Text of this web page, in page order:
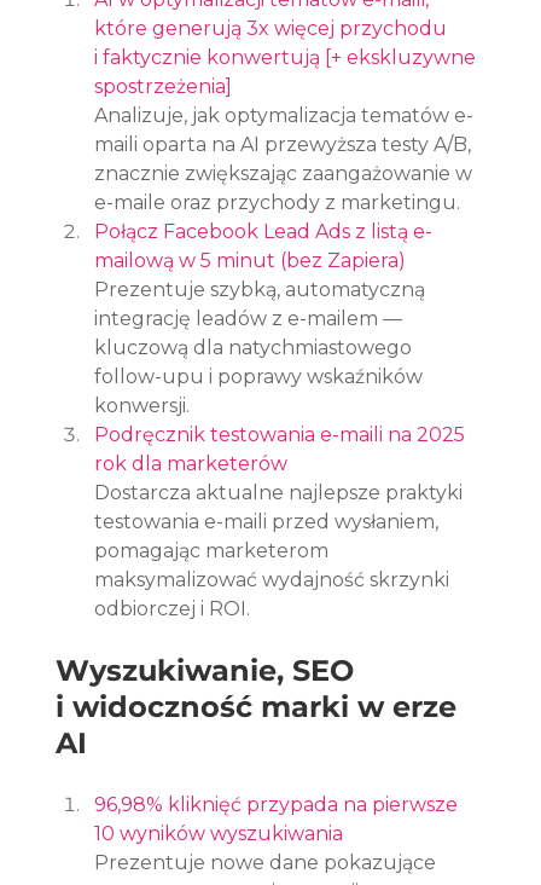
które generują 3x więcej przychodu
i faktycznie konwertują [+ ekskluzywne
spostrzeżenia]
Analizuje, jak optymalizacja tematów e-
maili oparta na AI przewyższa testy A/B,
znacznie zwiększając zaangażowanie w
e-maile oraz przychody z marketingu.
Połącz Facebook Lead Ads z listą e-
mailową w 5 minut (bez Zapiera)
Prezentuje szybką, automatyczną
integrację leadów z e-mailem —
kluczową dla natychmiastowego
follow-upu i poprawy wskaźników
konwersji.
Podręcznik testowania e-maili na 2025
rok dla marketerów
Dostarcza aktualne najlepsze praktyki
testowania e-maili przed wysłaniem,
pomagając marketerom
maksymalizować wydajność skrzynki
odbiorczej i ROI.
Wyszukiwanie, SEO
i widoczność marki w erze
AI
96,98% kliknięć przypada na pierwsze
10 wyników wyszukiwania
Prezentuje nowe dane pokazujące